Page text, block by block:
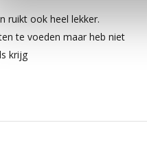
ruikt ook heel lekker.
te voeden maar heb niet
krijg